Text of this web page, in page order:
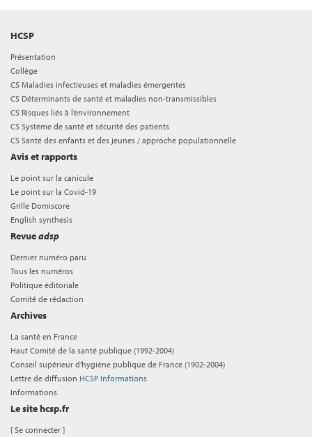
HCSP
Présentation
Collège
CS Maladies infectieuses et maladies émergentes
CS Déterminants de santé et maladies non-transmissibles
CS Risques liés à l’environnement
CS Système de santé et sécurité des patients
CS Santé des enfants et des jeunes / approche populationnelle
Avis et rapports
Le point sur la canicule
Le point sur la Covid-19
Grille Domiscore
English synthesis
Revueadsp
Dernier numéro paru
Tous les numéros
Politique éditoriale
Comité de rédaction
Archives
La santé en France
Haut Comité de la santé publique (1992-2004)
Conseil supérieur d'hygiène publique de France (1902-2004)
Lettre de diffusion HCSP Informations
Informations
Le site hcsp.fr
[Se connecter ]